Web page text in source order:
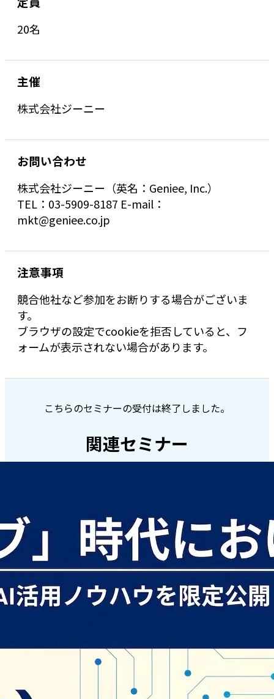
20名
主催
株式会社ジーニー
お問い合わせ
株式会社ジーニー（英名：Geniee, Inc.）
TEL：03-5909-8187 E-mail：
mkt@geniee.co.jp
注意事項
競合他社など参加をお断りする場合がございま
す。
ブラウザの設定でcookieを拒否していると、フ
ォームが表示されない場合があります。
こちらのセミナーの受付は終了しました。
関連セミナー